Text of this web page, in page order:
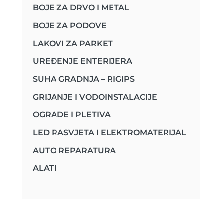
BOJE ZA DRVO I METAL
BOJE ZA PODOVE
LAKOVI ZA PARKET
UREĐENJE ENTERIJERA
SUHA GRADNJA – RIGIPS
GRIJANJE I VODOINSTALACIJE
OGRADE I PLETIVA
LED RASVJETA I ELEKTROMATERIJAL
AUTO REPARATURA
ALATI